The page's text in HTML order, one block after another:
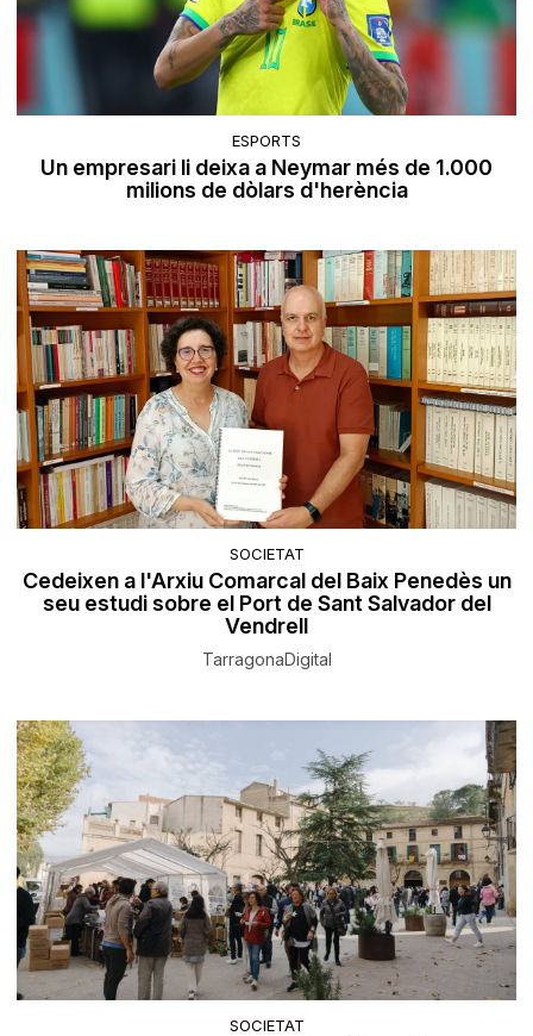
ESPORTS
Un empresari li deixa a Neymar més de 1.000
milions de dòlars d'herència
SOCIETAT
Cedeixen a l'Arxiu Comarcal del Baix Penedès un
seu estudi sobre el Port de Sant Salvador del
Vendrell
TarragonaDigital
SOCIETAT